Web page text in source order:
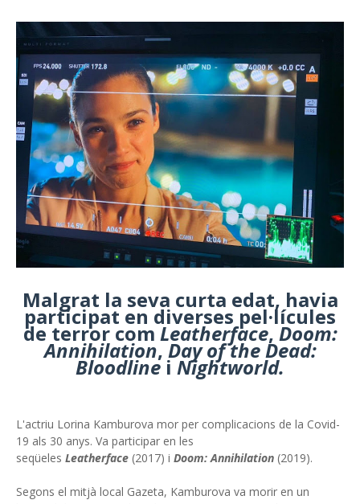
Malgrat la seva curta edat, havia
participat en diverses pel·lícules
de terror comLeatherface,Doom:
Annihilation,Day of the Dead:
Bloodline iNightworld.
L'actriu Lorina Kamburova mor per complicacions de la Covid-
19 als 30 anys. Va participar en les
seqüeles Leatherface (2017) i Doom: Annihilation (2019).
Segons el mitjà local Gazeta, Kamburova va morir en un